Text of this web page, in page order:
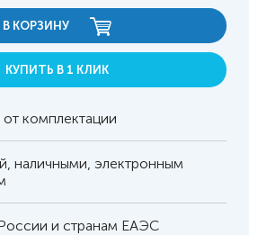
В КОРЗИНУ
КУПИТЬ В 1 КЛИК
комплектации
наличными, электронным
и странам ЕАЭС